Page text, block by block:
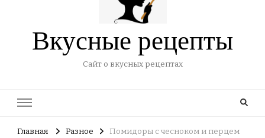
Вкусные рецепты
Сайт о вкусных рецептах
Главная Разное Помидоры с чесноком и перцем